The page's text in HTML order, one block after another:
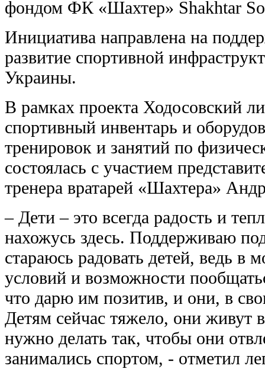
фондом ФК «Шахтер» Shakhtar
Инициатива направлена ​​на
развитие спортивной
Украины.
В рамках проекта Ходосовский
спортивный инвентарь и
тренировок и занятий по
состоялась с участием
тренера вратарей «Шахтера»
– Дети – это всегда радость и
нахожусь здесь. Поддерживаю
стараюсь радовать детей, ведь в
условий и возможности
что дарю им позитив, и они, в
Детям сейчас тяжело, они живут
нужно делать так, чтобы они
занимались спортом, - отметил